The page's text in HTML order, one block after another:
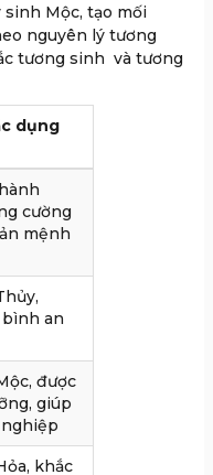
Mộc, tạo mối
nguyên lý tương
tương sinh và tương
dụng
cường
mệnh
an
được
giúp
khắc